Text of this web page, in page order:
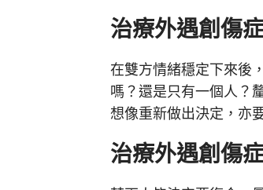
治療外遇創傷
在雙方情緒穩定下來後
嗎？還是只有一個人？
想像重新做出決定，亦
治療外遇創傷